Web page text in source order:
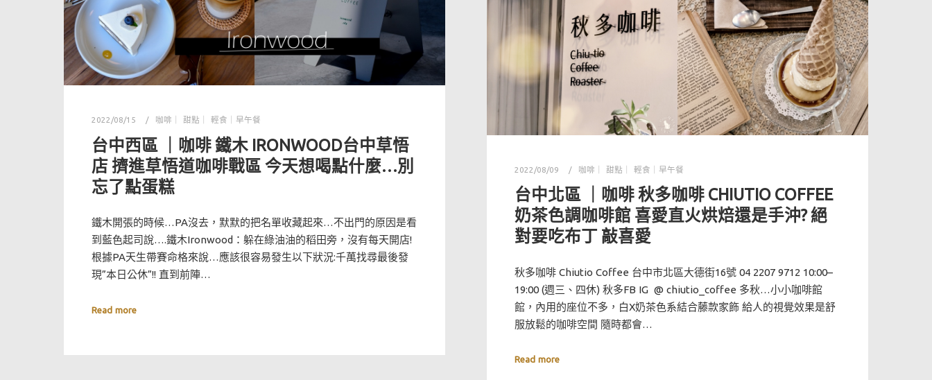
2022/08/15 咖啡｜ 甜點｜ 輕食｜早午餐
台中西區 ｜咖啡 鐵木 IRONWOOD台中草悟
店 擠進草悟道咖啡戰區 今天想喝點什麼…別
忘了點蛋糕
鐵木開張的時候…PA沒去，默默的把名單收藏起來…不出門的原因是看
到藍色起司說….鐵木Ironwood：躲在綠油油的稻田旁，沒有每天開店!
根據PA天生帶賽命格來說…應該很容易發生以下狀況:千萬找尋最後發
現”本日公休”!! 直到前陣…
Read more
2022/08/09 咖啡｜ 甜點｜ 輕食｜早午餐
台中北區 ｜咖啡 秋多咖啡 CHIUTIO COFFEE
奶茶色調咖啡館 喜愛直火烘焙還是手沖? 絕
對要吃布丁 敲喜愛
秋多咖啡 Chiutio Coffee 台中市北區大德街16號 04 2207 9712 10:00–
19:00 (週三、四休) 秋多FB IG @ chiutio_coffee 多秋…小小咖啡館
館，內用的座位不多，白X奶茶色系結合藤款家飾 給人的視覺效果是舒
服放鬆的咖啡空間 隨時都會…
Read more